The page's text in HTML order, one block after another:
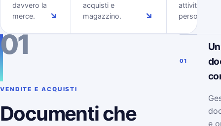
davvero la
merce.
↘
acquisti e
magazzino.
↘
attività delle
persone.
01
VENDITE E ACQUISTI
Documenti che
01
e